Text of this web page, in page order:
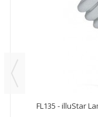
FL135 - illuStar